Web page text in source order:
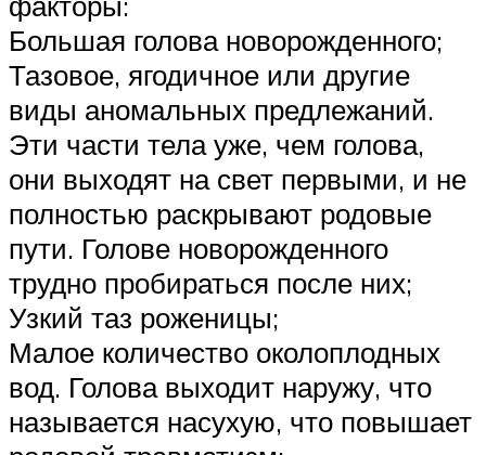
Большая голова новорожденного;
Тазовое, ягодичное или другие
виды аномальных предлежаний.
Эти части тела уже, чем голова,
они выходят на свет первыми, и не
полностью раскрывают родовые
пути. Голове новорожденного
трудно пробираться после них;
Узкий таз роженицы;
Малое количество околоплодных
вод. Голова выходит наружу, что
называется насухую, что повышает